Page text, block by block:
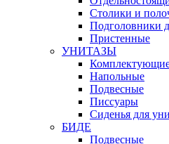
Столики и
Подголовники
Пристенные
УНИТАЗЫ
Комплектующие
Напольные
Подвесные
Писсуары
Сиденья для
БИДЕ
Подвесные